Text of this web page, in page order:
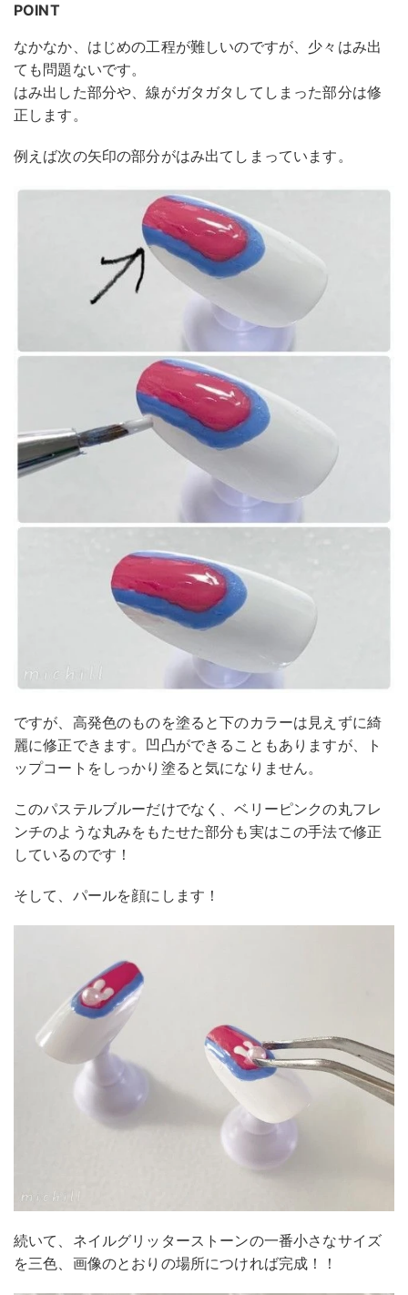
POINT
なかなか、はじめの工程が難しいのですが、少々はみ出
ても問題ないです。
はみ出した部分や、線がガタガタしてしまった部分は修
正します。
例えば次の矢印の部分がはみ出てしまっています。
ですが、高発色のものを塗ると下のカラーは見えずに綺
麗に修正できます。凹凸ができることもありますが、ト
ップコートをしっかり塗ると気になりません。
このパステルブルーだけでなく、ベリーピンクの丸フレ
ンチのような丸みをもたせた部分も実はこの手法で修正
しているのです！
そして、パールを顔にします！
続いて、ネイルグリッターストーンの一番小さなサイズ
を三色、画像のとおりの場所につければ完成！！